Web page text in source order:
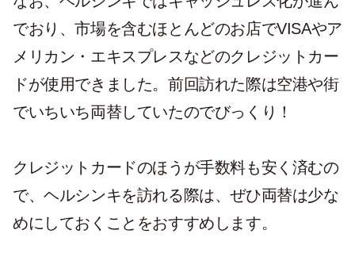
でおり、市場を含むほとんどのお店でVISAやア
メリカン・エキスプレスなどのクレジットカー
ドが使用できました。前回訪れた際は空港や街
でいちいち両替していたのでびっくり！
クレジットカードのほうが手数料も安く済むの
で、ヘルシンキを訪れる際は、ぜひ両替は少な
めにしておくことをおすすめします。